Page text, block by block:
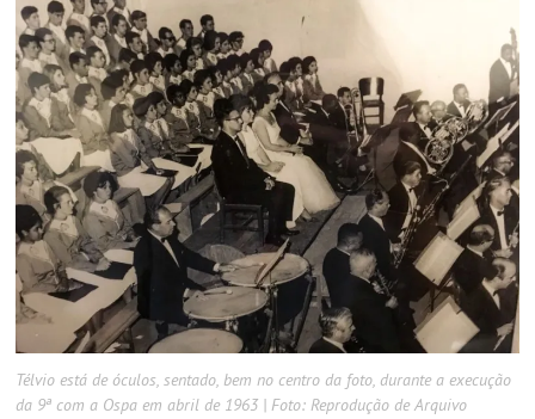
Télvio está de óculos, sentado, bem no centro da foto, durante a execução
da 9ª com a Ospa em abril de 1963 | Foto: Reprodução de Arquivo